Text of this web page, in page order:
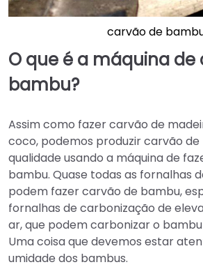
carvão de
O que é a máquina de
bambu?
Assim como fazer carvão de
coco, podemos produzir carvão
qualidade usando a máquina de
bambu. Quase todas as fornalhas
podem fazer carvão de bambu,
fornalhas de carbonização de
ar, que podem carbonizar o
Uma coisa que devemos estar
umidade dos bambus.